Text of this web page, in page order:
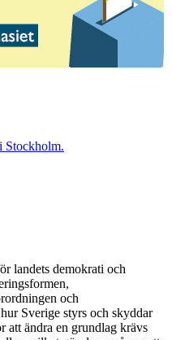
landets demokrati och
och
Sverige styrs och skyddar
att ändra en grundlag krävs